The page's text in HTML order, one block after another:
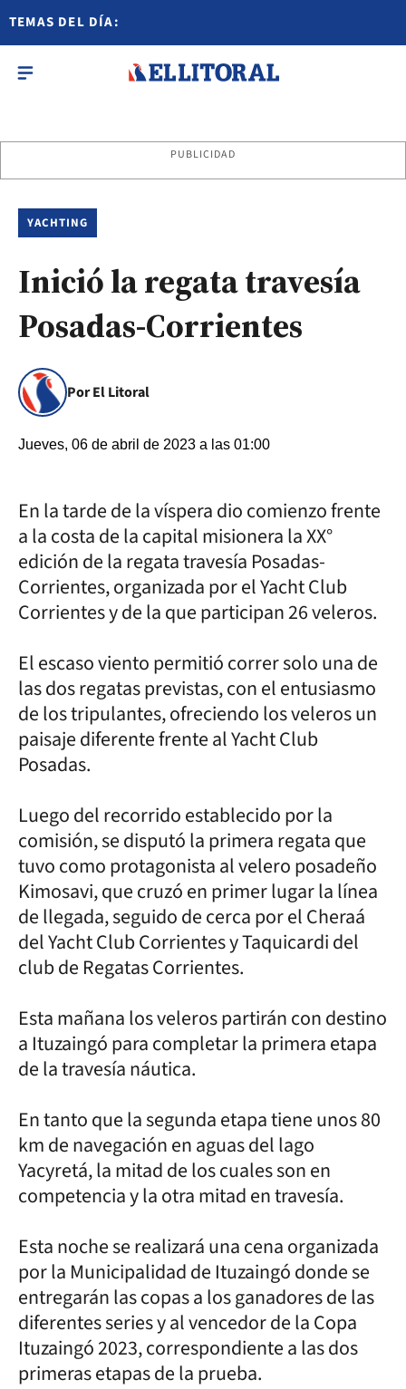
TEMAS DEL DÍA:
PUBLICIDAD
YACHTING
Inició la regata travesía
Posadas-Corrientes
Por El Litoral
Jueves, 06 de abril de 2023 a las 01:00
En la tarde de la víspera dio comienzo frente
a la costa de la capital misionera la XX°
edición de la regata travesía Posadas-
Corrientes, organizada por el Yacht Club
Corrientes y de la que participan 26 veleros.
El escaso viento permitió correr solo una de
las dos regatas previstas, con el entusiasmo
de los tripulantes, ofreciendo los veleros un
paisaje diferente frente al Yacht Club
Posadas.
Luego del recorrido establecido por la
comisión, se disputó la primera regata que
tuvo como protagonista al velero posadeño
Kimosavi, que cruzó en primer lugar la línea
de llegada, seguido de cerca por el Cheraá
del Yacht Club Corrientes y Taquicardi del
club de Regatas Corrientes.
Esta mañana los veleros partirán con destino
a Ituzaingó para completar la primera etapa
de la travesía náutica.
En tanto que la segunda etapa tiene unos 80
km de navegación en aguas del lago
Yacyretá, la mitad de los cuales son en
competencia y la otra mitad en travesía.
Esta noche se realizará una cena organizada
por la Municipalidad de Ituzaingó donde se
entregarán las copas a los ganadores de las
diferentes series y al vencedor de la Copa
Ituzaingó 2023, correspondiente a las dos
primeras etapas de la prueba.